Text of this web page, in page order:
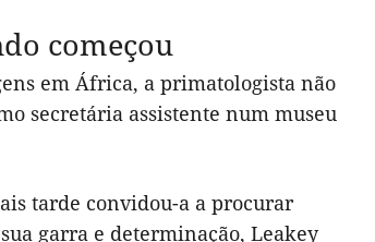
começou
em África, a primatologista não
secretária assistente num museu
tarde convidou-a a procurar
garra e determinação, Leakey